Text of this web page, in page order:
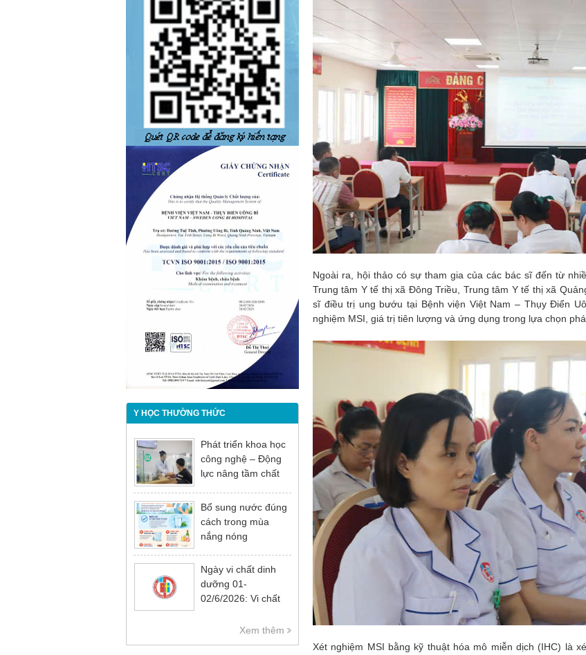
Y HỌC THƯỜNG THỨC
Phát triển khoa học
công nghệ – Động
lực nâng tầm chất
bệnh
Bổ sung nước đúng
cách trong mùa
nắng nóng
Ngày vi chất dinh
dưỡng 01-
02/6/2026: Vi chất
thiết cho sự phát
Xem thêm
Ngoài ra, hội thảo có sự tham gia của các bác sĩ đến từ
Trung tâm Y tế thị xã Đông Triều, Trung tâm Y tế thị xã
sĩ điều trị ung bướu tại Bệnh viện Việt Nam – Thụy Điển
nghiệm MSI, giá trị tiên lượng và ứng dụng trong lựa chọn
Xét nghiệm MSI bằng kỹ thuật hóa mô miễn dịch (IHC) là